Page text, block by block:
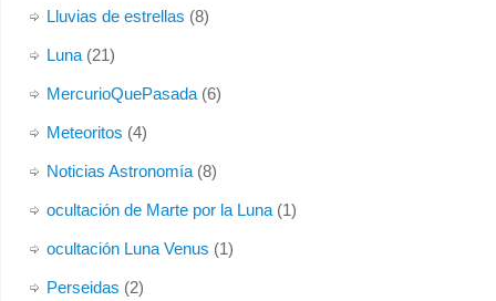
Lluvias de estrellas (8)
Luna(21)
MercurioQuePasada(6)
Meteoritos (4)
Noticias Astronomía(8)
ocultación de Marte por la Luna(1)
ocultación Luna Venus (1)
Perseidas (2)